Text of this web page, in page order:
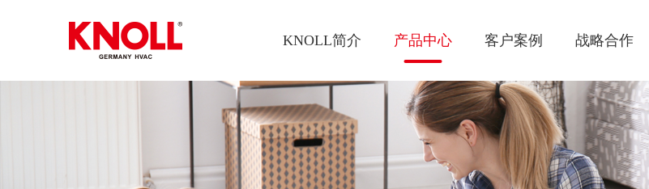
KNOLL简介 产品中心 客户案例 战略合作